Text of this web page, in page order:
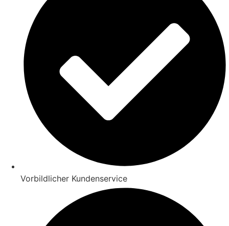
Vorbildlicher Kundenservice